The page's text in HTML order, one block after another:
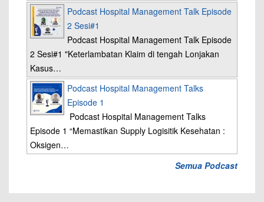
Podcast Hospital Management Talk Episode
2 Sesi#1
Podcast Hospital Management Talk Episode
2 Sesi#1 "Keterlambatan Klaim di tengah Lonjakan
Kasus…
Podcast Hospital Management Talks
Episode 1
Podcast Hospital Management Talks
Episode 1 “Memastikan Supply Logisitik Kesehatan :
Oksigen…
Semua Podcast